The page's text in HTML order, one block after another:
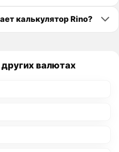
калькулятор Rino?
валютах